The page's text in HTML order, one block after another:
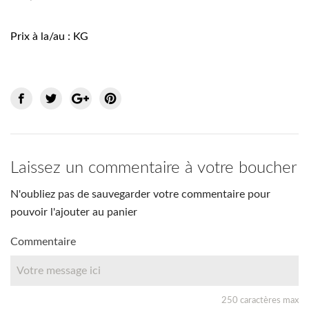
Prix à la/au : KG
Laissez un commentaire à votre boucher
N'oubliez pas de sauvegarder votre commentaire pour
pouvoir l'ajouter au panier
Commentaire
250 caractères max